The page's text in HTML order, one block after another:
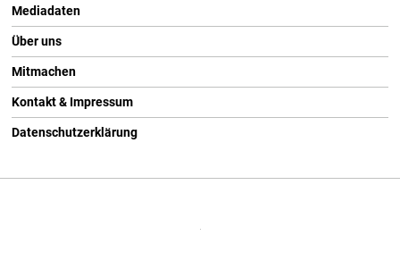
Mediadaten
Über uns
Mitmachen
Kontakt & Impressum
Datenschutzerklärung